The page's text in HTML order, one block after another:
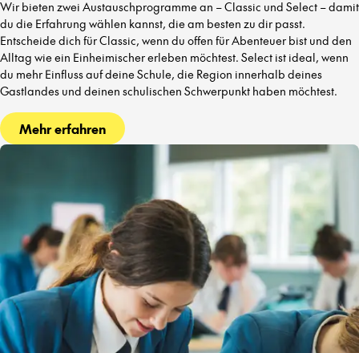
Wir bieten zwei Austauschprogramme an – Classic und Select – damit
du die Erfahrung wählen kannst, die am besten zu dir passt.
Entscheide dich für Classic, wenn du offen für Abenteuer bist und den
Alltag wie ein Einheimischer erleben möchtest. Select ist ideal, wenn
du mehr Einfluss auf deine Schule, die Region innerhalb deines
Gastlandes und deinen schulischen Schwerpunkt haben möchtest.
Mehr erfahren